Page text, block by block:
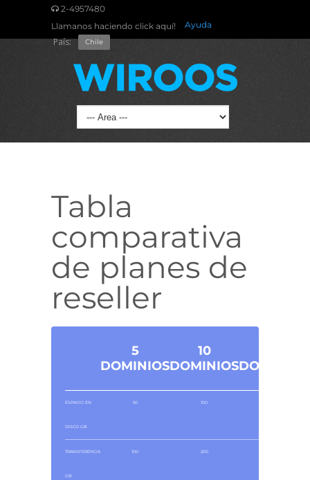
2-4957480
Llamanos haciendo click aquí!
Ayuda
País: Chile
Tabla
comparativa
de planes de
reseller
5
DOMINIOS
10
DOMINIOSDOMINIOS
ESPACIO EN
DISCO GB
50 100
TRANSFERENCIA
GB
100 200